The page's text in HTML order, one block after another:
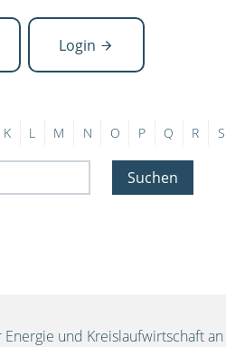
Login
K L M N O P Q R S
Suchen
Energie und Kreislaufwirtschaft